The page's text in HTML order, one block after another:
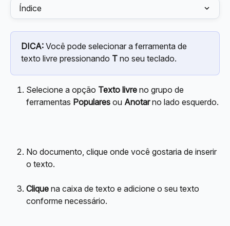
Índice
DICA: Você pode selecionar a ferramenta de
texto livre pressionando T no seu teclado.
Selecione a opção Texto livre no grupo de
ferramentas Populares ou Anotar no lado esquerdo.
No documento, clique onde você gostaria de inserir
o texto.
Clique na caixa de texto e adicione o seu texto
conforme necessário.